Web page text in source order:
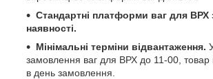
Стандартні платформи ваг для ВРХ
наявності.
Мінімальні терміни відвантаження.
замовлення ваг для ВРХ до 11-00, товар
в день замовлення.